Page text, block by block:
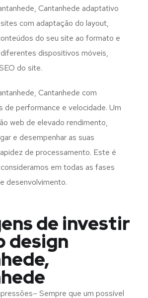
Cantanhede adaptativo
com adaptação do layout,
do seu site ao formato e
dispositivos móveis,
do site.
Cantanhede com
de performance e velocidade. Um
web de elevado rendimento,
e desempenhar as suas
de processamento. Este é
em todas as fases
desenvolvimento.
de investir
design
Sempre que um possível